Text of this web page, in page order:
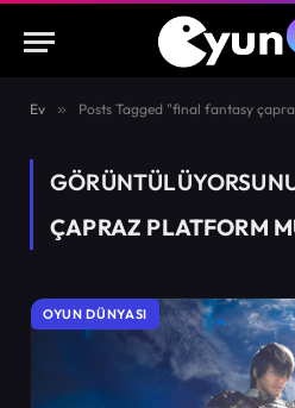
Ev » Posts Tagged "final fantasy
ÇAPRAZ PLATFORM
OYUN DÜNYASI